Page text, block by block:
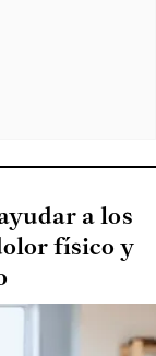
a los
físico y